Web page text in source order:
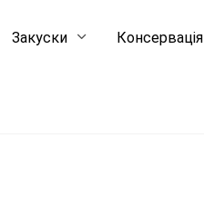
Закуски Консервація